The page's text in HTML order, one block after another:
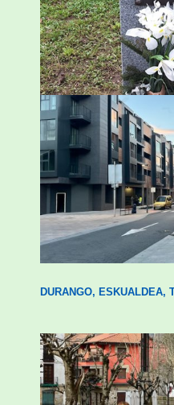
ingurumen-
ESKUALDEA,ZALDIBAR/
Udal etxebizitza
ordenantza izango
DURANGO, ESKUALDEA,